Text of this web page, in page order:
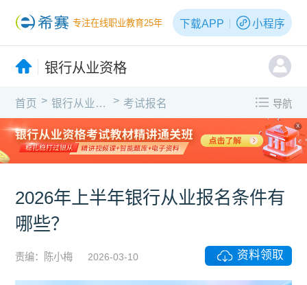
专注在线职业教育25年 下载APP 小程序
银行从业资格
首页 > 银行从业资格 > 考试报名 导航
X
2026年上半年银行从业报名条件有
哪些？
责编：陈小梅 2026-03-10 资料领取